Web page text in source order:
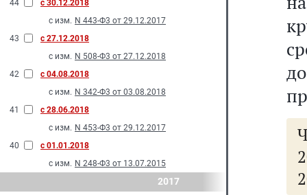
44
с 30.12.2018
с изм. N 443-Ф3 от 29.12.2017
43
с 27.12.2018
с изм. N 508-Ф3 от 27.12.2018
42
с 04.08.2018
с изм. N 342-Ф3 от 03.08.2018
41
с 28.06.2018
с изм. N 453-Ф3 от 29.12.2017
40
с 01.01.2018
с изм. N 248-Ф3 от 13.07.2015
2017